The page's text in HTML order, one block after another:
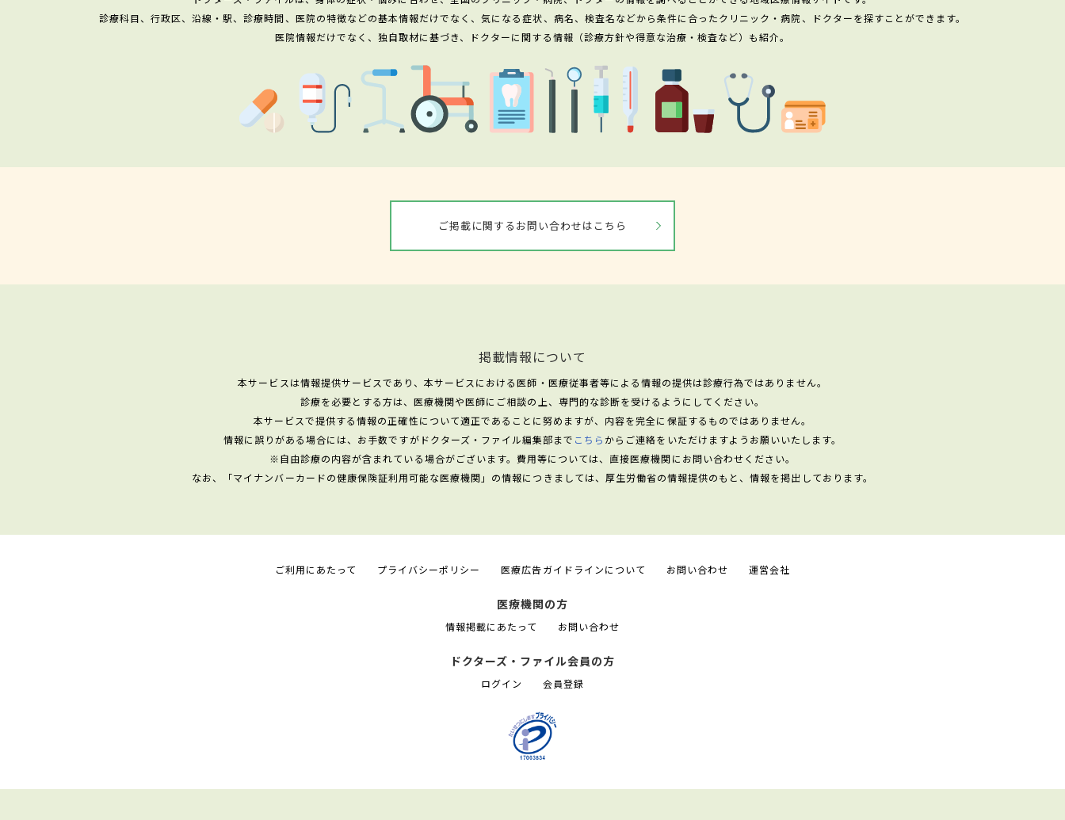
診療科目、行政区、沿線・駅、診療時間、医院の特徴などの基本情報だけでなく、気になる症状、病名、検査名などから条件に合ったクリニック・病院、ドクターを探すことができます。
医院情報だけでなく、独自取材に基づき、ドクターに関する情報（診療方針や得意な治療・検査など）も紹介。
ご掲載に関するお問い合わせはこちら
掲載情報について
本サービスは情報提供サービスであり、本サービスにおける医師・医療従事者等による情報の提供は診療行為ではありません。
診療を必要とする方は、医療機関や医師にご相談の上、専門的な診断を受けるようにしてください。
本サービスで提供する情報の正確性について適正であることに努めますが、内容を完全に保証するものではありません。
情報に誤りがある場合には、お手数ですがドクターズ・ファイル編集部まで こちら からご連絡をいただけますようお願いいたします。
※自由診療の内容が含まれている場合がございます。費用等については、直接医療機関にお問い合わせください。
なお、「マイナンバーカードの健康保険証利用可能な医療機関」の情報につきましては、厚生労働省の情報提供のもと、情報を掲出しております。
ご利用にあたって プライバシーポリシー 医療広告ガイドラインについて お問い合わせ 運営会社
医療機関の方
情報掲載にあたって お問い合わせ
ドクターズ・ファイル会員の方
ログイン 会員登録